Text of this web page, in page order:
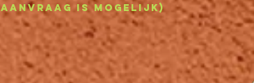
aanvraag is mogelijk)